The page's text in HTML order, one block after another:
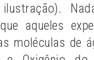
aqueles
moléculas de